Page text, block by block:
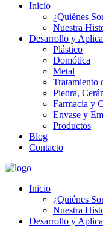
Inicio
¿Quiénes
Nuestra
Desarrollo y
Plástico
Domótica
Metal
Tratamiento
Piedra,
Farmacia y
Envase y
Productos
Blog
Contacto
Inicio
¿Quiénes
Nuestra
Desarrollo y